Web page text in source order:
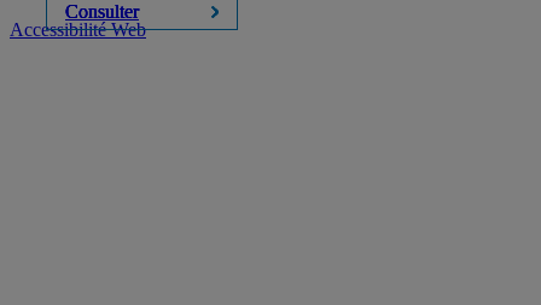
Consulter
Consulter
Consulter
Consulter
Accessibilité Web